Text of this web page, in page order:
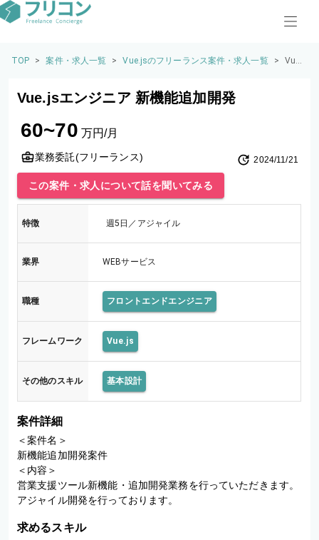
TOP > 案件・求人一覧 > Vue.jsのフリーランス案件・求人一覧 >
Vue.j
Vue.jsエンジニア 新機能追加開発
60~70 万円/月
業務委託(フリーランス) 2024/11/21
この案件・求人について話を聞いてみる
特徴 週5日／アジャイル
業界 WEBサービス
職種 フロントエンドエンジニア
フレームワーク Vue.js
その他のスキル 基本設計
案件詳細
＜案件名＞
新機能追加開発案件
＜内容＞
営業支援ツール新機能・追加開発業務を行っていただきます。
アジャイル開発を行っております。
求めるスキル